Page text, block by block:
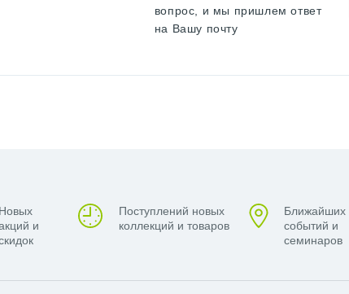
вопрос, и мы пришлем ответ
на Вашу почту
Новых
и
Поступлений новых
коллекций и товаров
Ближайших
событий и
семинаров